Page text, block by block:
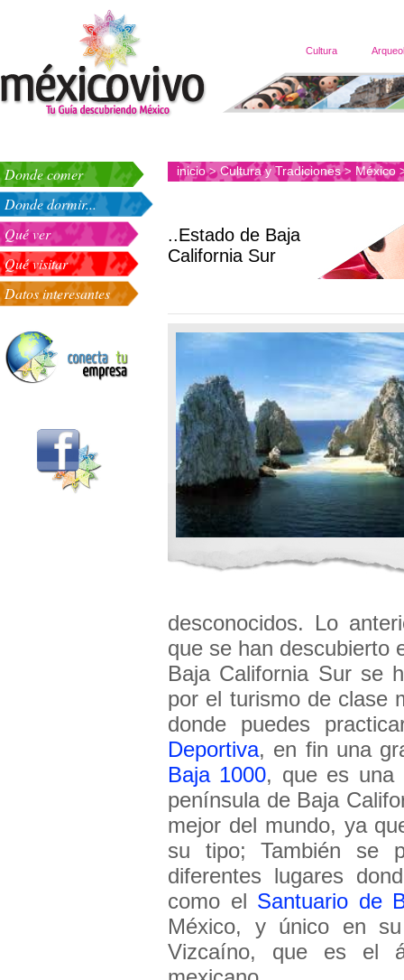
Cultura
Donde comer
Donde dormir...
Qué ver
Qué visitar
Datos interesantes
inicio>Cultura y Tradiciones> México
..Estado de Baja
California Sur
desconocidos. Lo
que se han descubierto
Baja California Sur se
por el turismo de clase
donde puedes
Deportiva, en fin una
Baja 1000, que es una
península de Baja
mejor del mundo, ya
su tipo; También se
diferentes lugares
como el Santuario de
México, y único en
Vizcaíno, que es el